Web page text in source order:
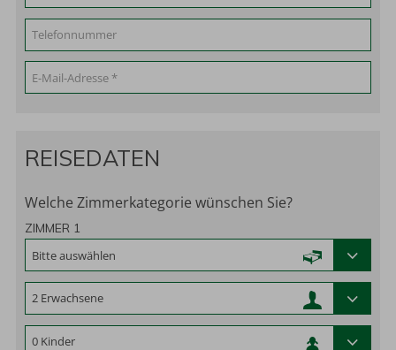
REISEDATEN
Welche Zimmerkategorie wünschen Sie?
ZIMMER 1